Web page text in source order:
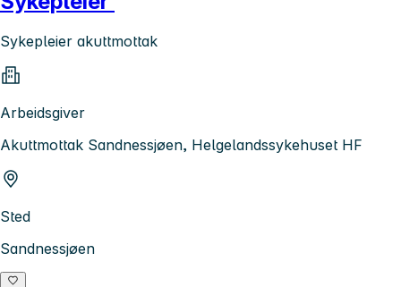
Sykepleier akuttmottak
Arbeidsgiver
Akuttmottak Sandnessjøen, Helgelandssykehuset HF
Sted
Sandnessjøen